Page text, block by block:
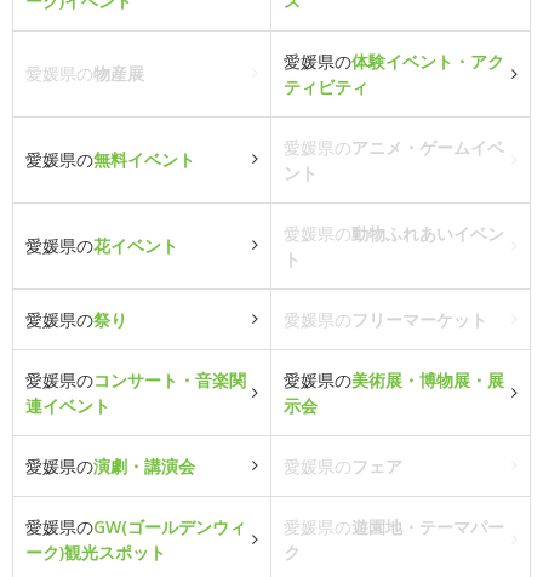
愛媛県の物産展
愛媛県の体験イベント・アク
ティビティ
愛媛県の無料イベント
愛媛県のアニメ・ゲームイベ
ント
愛媛県の花イベント
愛媛県の動物ふれあいイベン
ト
愛媛県の祭り 愛媛県のフリーマーケット
愛媛県のコンサート・音楽関
連イベント
愛媛県の美術展・博物展・展
示会
愛媛県の演劇・講演会 愛媛県のフェア
愛媛県のGW(ゴールデンウィ
ーク)観光スポット
愛媛県の遊園地・テーマパー
ク